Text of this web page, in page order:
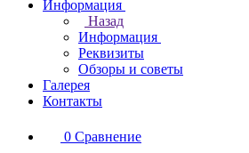
Информация
Назад
Информация
Реквизиты
Обзоры и советы
Галерея
Контакты
0 Сравнение